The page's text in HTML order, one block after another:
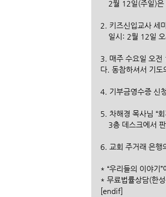
2월 12일(주일
2. 키즈신입교사 세
일시: 2월 12일
3. 매주 수요일 오전
다. 동참하셔서 기도
4. 기부금영수증 신
5. 차해경 목사님 “
3층 데스크에서
6. 교회 주거래 은행
* “우리들의 이야기
* 무료법률상담(한
[endif]